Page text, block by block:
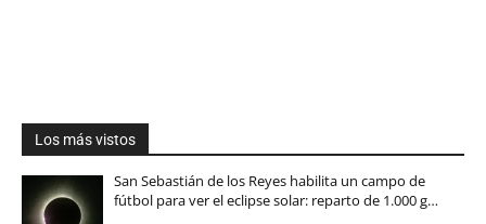
Los más vistos
San Sebastián de los Reyes habilita un campo de
fútbol para ver el eclipse solar: reparto de 1.000 g…